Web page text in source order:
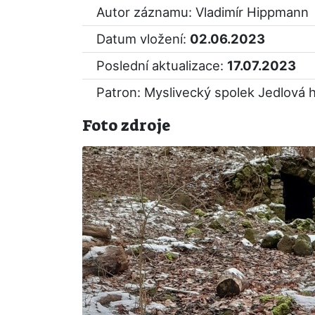
Autor záznamu: Vladimír Hippmann
Datum vložení: 02.06.2023
Poslední aktualizace: 17.07.2023
Patron: Myslivecký spolek Jedlová
Foto zdroje